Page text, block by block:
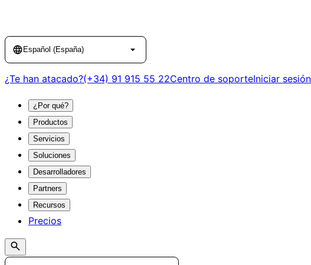
LanguageEspañol (España)
¿Te han atacado?(+34) 91 915 55 22Centro de soporteIniciar sesión
¿Por qué?
Productos
Servicios
Soluciones
Desarrolladores
Partners
Recursos
Precios